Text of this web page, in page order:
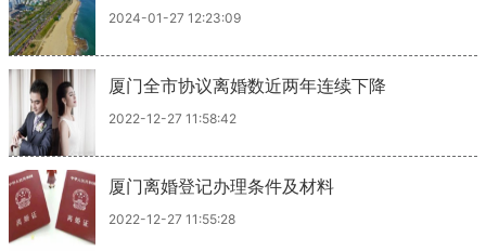
2024-01-27 12:23:09
厦门全市协议离婚数近两年连续下降
2022-12-27 11:58:42
厦门离婚登记办理条件及材料
2022-12-27 11:55:28